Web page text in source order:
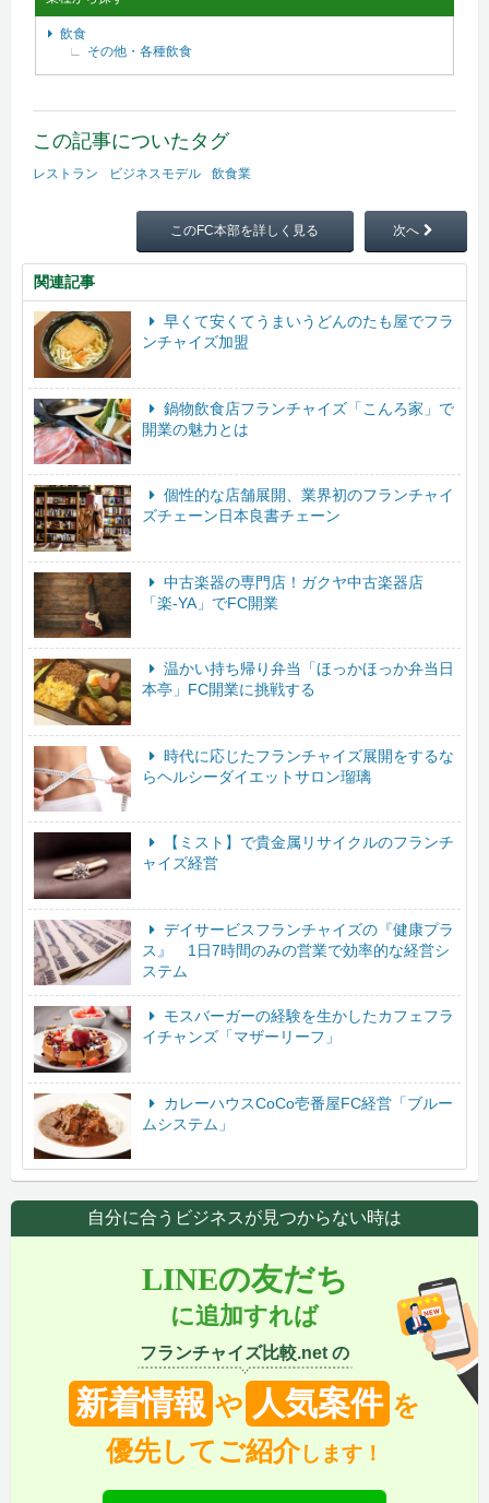
飲食
その他・各種飲食
この記事についたタグ
レストラン ビジネスモデル 飲食業
このFC本部を詳しく見る 次へ
関連記事
早くて安くてうまいうどんのたも屋でフラ
ンチャイズ加盟
鍋物飲食店フランチャイズ「こんろ家」で
開業の魅力とは
個性的な店舗展開、業界初のフランチャイ
ズチェーン日本良書チェーン
中古楽器の専門店！ガクヤ中古楽器店
「楽-YA」でFC開業
温かい持ち帰り弁当「ほっかほっか弁当日
本亭」FC開業に挑戦する
時代に応じたフランチャイズ展開をするな
らヘルシーダイエットサロン瑠璃
【ミスト】で貴金属リサイクルのフランチ
ャイズ経営
デイサービスフランチャイズの『健康プラ
ス』 1日7時間のみの営業で効率的な経営シ
ステム
モスバーガーの経験を生かしたカフェフラ
イチャンズ「マザーリーフ」
カレーハウスCoCo壱番屋FC経営「ブルー
ムシステム」
自分に合うビジネスが見つからない時は
LINEの友だち
に追加すれば
フランチャイズ比較.net の
新着情報 や 人気案件 を
優先してご紹介します！